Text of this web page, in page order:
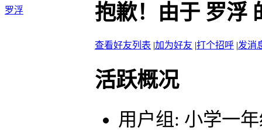
罗浮 抱歉！由于 罗浮
查看好友列表 |加为好友 |打个招呼 |发消
活跃概况
用户组: 小学一